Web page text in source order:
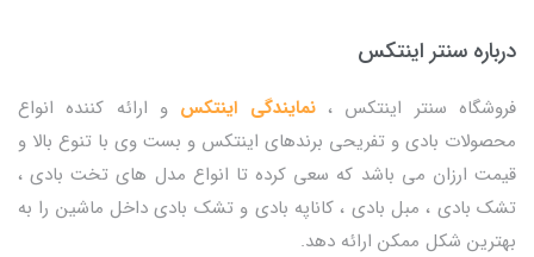
درباره سنتر اینتکس
فروشگاه سنتر اینتکس ،نمایندگی اینتکس و ارائه کننده انواع
محصولات بادی و تفریحی برندهای اینتکس و بست وی با تنوع بالا و
قیمت ارزان می باشد که سعی کرده تا انواع مدل های تخت بادی ،
تشک بادی ، مبل بادی ، کاناپه بادی و تشک بادی داخل ماشین را به
بهترین شکل ممکن ارائه دهد.